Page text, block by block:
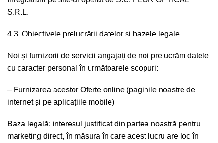
S.R.L.
4.3. Obiectivele prelucrării datelor și bazele legale
Noi și furnizorii de servicii angajați de noi prelucrăm datele
cu caracter personal în următoarele scopuri:
– Furnizarea acestor Oferte online (paginile noastre de
internet și pe aplicațiile mobile)
Baza legală: interesul justificat din partea noastră pentru
marketing direct, în măsura în care acest lucru are loc în